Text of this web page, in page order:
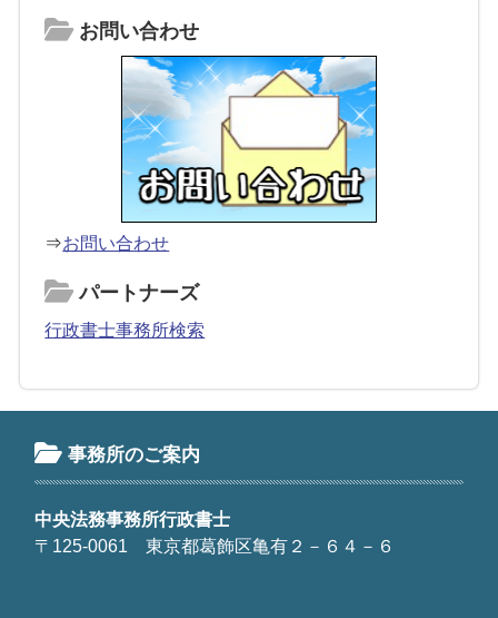
お問い合わせ
⇒お問い合わせ
パートナーズ
行政書士事務所検索
事務所のご案内
中央法務事務所行政書士
〒125-0061 東京都葛飾区亀有２－６４－６